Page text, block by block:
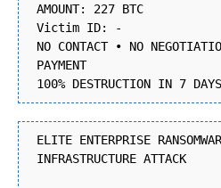
AMOUNT: 227 BTC
Victim ID: -
NO CONTACT • NO
PAYMENT
100% DESTRUCTION IN 7
ELITE ENTERPRISE
INFRASTRUCTURE ATTACK